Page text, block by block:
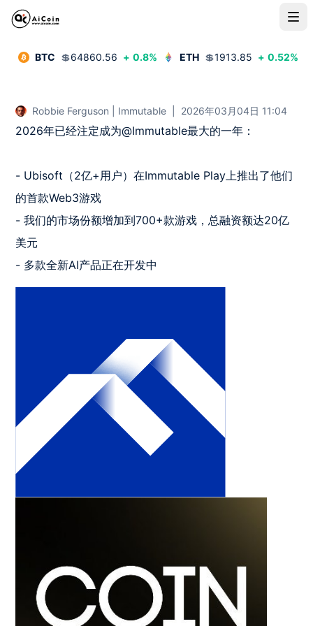
BTC 💲64860.56 + 0.8% ETH 💲1913.85 + 0.52%
Robbie Ferguson | Immutable 2026年03月04日 11:04
2026年已经注定成为@Immutable最大的一年：
- Ubisoft（2亿+用户）在Immutable Play上推出了他们
的首款Web3游戏
- 我们的市场份额增加到700+款游戏，总融资额达20亿
美元
- 多款全新AI产品正在开发中